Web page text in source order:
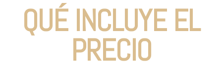
QUÉ INCLUYE EL
PRECIO